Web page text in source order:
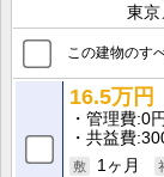
東京
この建物のす
16.5万円
管理費 0円
共益費
1ヶ月